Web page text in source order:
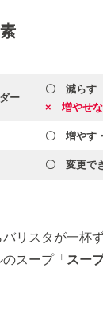
ー
〇 減らす
× 増やせ
〇 増やす
〇 変更で
リスタが一杯
スープ「 スー